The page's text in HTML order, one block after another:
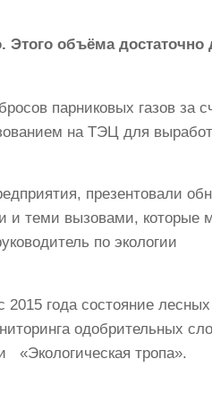
Этого объёма достаточно
парниковых газов за
на ТЭЦ для
презентовали
и теми вызовами, которые
по экологии
года состояние лесных
одобрительных
«Экологическая тропа».